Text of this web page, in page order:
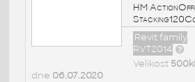
HM
Revit family
RVT2014
Velikost
dne 06.07.2020